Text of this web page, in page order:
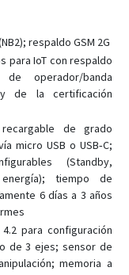
respaldo GSM 2G
para IoT con respaldo
operador/banda
de la certificación
recargable de grado
micro USB o USB‑C;
(Standby,
tiempo de
6 días a 3 años
para configuración
de 3 ejes; sensor de
memoria a